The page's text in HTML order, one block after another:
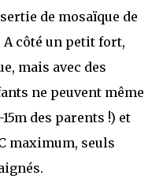
de mosaïque de
côté un petit fort,
mais avec des
ne peuvent même
des parents !) et
maximum, seuls